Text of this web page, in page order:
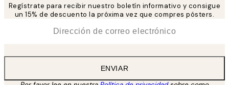
Regístrate para recibir nuestro boletín informativo y consigue
un 15% de descuento la próxima vez que compres pósters.
ENVIAR